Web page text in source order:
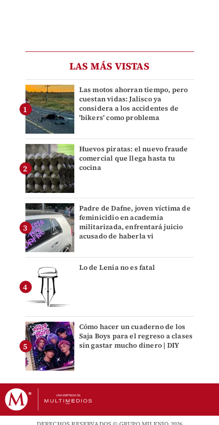
LAS MÁS VISTAS
Las motos ahorran tiempo, pero
cuestan vidas: Jalisco ya
considera a los accidentes de
'bikers' como problema
Huevos piratas: el nuevo fraude
comercial que llega hasta tu
cocina
Padre de Dafne, joven víctima de
feminicidio en academia
militarizada, enfrentará juicio
acusado de haberla vi
Lo de Lenia no es fatal
Cómo hacer un cuaderno de los
Saja Boys para el regreso a clases
sin gastar mucho dinero | DIY